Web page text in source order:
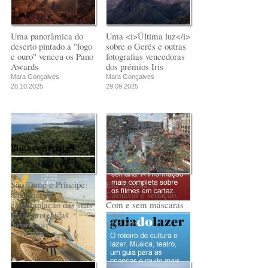
Uma panorâmica do
deserto pintado a "fogo
e ouro" venceu os Pano
Awards
Mara Gonçalves
28.10.2025
Uma <i>Última luz</i>
sobre o Gerês e outras
fotografias vencedoras
dos prémios Iris
Mara Gonçalves
29.09.2025
São Tomé e Príncipe:
um olhar de
contemplação das suas
áreas protegidas
Jorge Araújo
24.03.2025
Em Veneza, o
Carnaval é sedução.
Com e sem máscaras
Fugas
18.02.2025
Rui Barbosa Batista Rui Barbosa Batista
Fugas em papel